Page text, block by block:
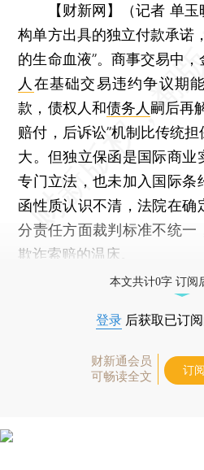
【财新网】（记者 单玉
构单方出具的独立付款承诺
的生命血液”。商事交易中
人 在基础交易违约争议期
款，债权人和债务人 嗣后再
赔付，后诉讼”机制比传统
大。但独立保函是国际商业
专门立法，也未加入国际条
函性质认识不清，法院在确
分责任方面裁判标准不统一
欺诈索赔的温床。
本文共计0字 订阅
登录 后获取已订
财新通会员
可畅读全文
订